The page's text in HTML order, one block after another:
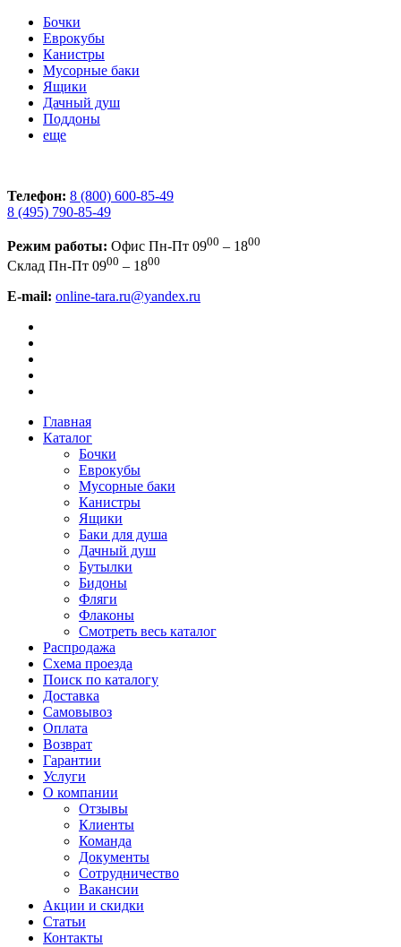
Бочки
Еврокубы
Канистры
Мусорные баки
Ящики
Дачный душ
Поддоны
еще
Телефон: 8 (800) 600-85-49
8 (495) 790-85-49
Режим работы: Офис Пн-Пт 0900 – 1800
Склад Пн-Пт 0900 – 1800
E-mail: online-tara.ru@yandex.ru
Главная
Каталог
Бочки
Еврокубы
Мусорные баки
Канистры
Ящики
Баки для душа
Дачный душ
Бутылки
Бидоны
Фляги
Флаконы
Смотреть весь каталог
Распродажа
Схема проезда
Поиск по каталогу
Доставка
Самовывоз
Оплата
Возврат
Гарантии
Услуги
О компании
Отзывы
Клиенты
Команда
Документы
Сотрудничество
Вакансии
Акции и скидки
Статьи
Контакты